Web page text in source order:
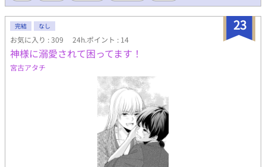
23
完結 なし
お気に入り : 309 24h.ポイント : 14
神様に溺愛されて困ってます！
宮古アタチ